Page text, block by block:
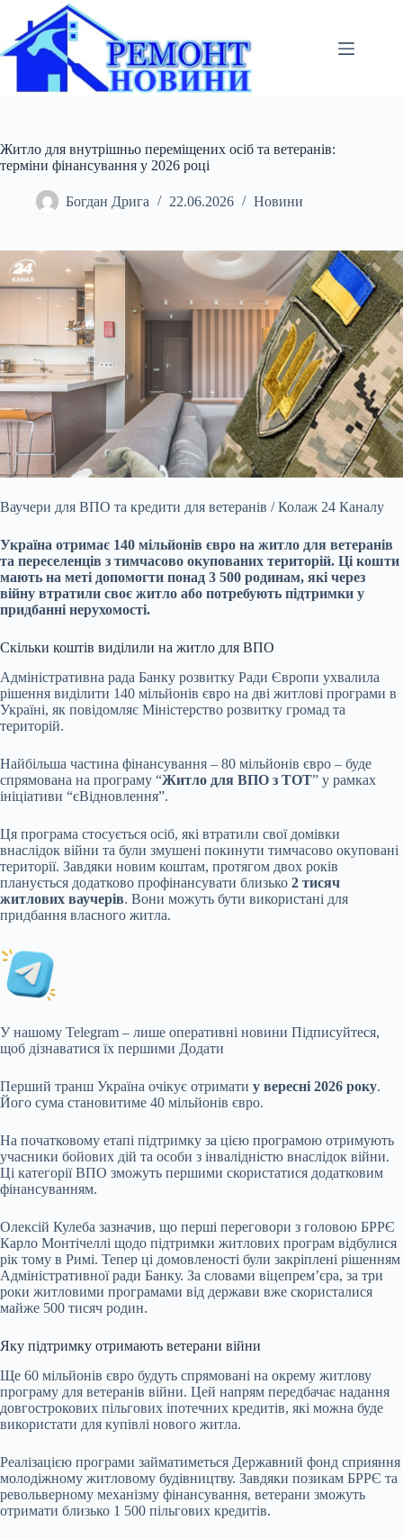
вмісту
Житло для внутрішньо переміщених осіб та ветеранів:
терміни фінансування у 2026 році
Богдан Дрига 22.06.2026 Новини
Ваучери для ВПО та кредити для ветеранів / Колаж 24 Каналу
Україна отримає 140 мільйонів євро на житло для ветеранів
та переселенців з тимчасово окупованих територій. Ці кошти
мають на меті допомогти понад 3 500 родинам, які через
війну втратили своє житло або потребують підтримки у
придбанні нерухомості.
Скільки коштів виділили на житло для ВПО
Адміністративна рада Банку розвитку Ради Європи ухвалила
рішення виділити 140 мільйонів євро на дві житлові програми в
Україні, як повідомляє Міністерство розвитку громад та
територій.
Найбільша частина фінансування – 80 мільйонів євро – буде
спрямована на програму “Житло для ВПО з ТОТ” у рамках
ініціативи “єВідновлення”.
Ця програма стосується осіб, які втратили свої домівки
внаслідок війни та були змушені покинути тимчасово окуповані
території. Завдяки новим коштам, протягом двох років
планується додатково профінансувати близько 2 тисяч
житлових ваучерів. Вони можуть бути використані для
придбання власного житла.
У нашому Telegram – лише оперативні новини Підписуйтеся,
щоб дізнаватися їх першими Додати
Перший транш Україна очікує отримати у вересні 2026 року.
Його сума становитиме 40 мільйонів євро.
На початковому етапі підтримку за цією програмою отримують
учасники бойових дій та особи з інвалідністю внаслідок війни.
Ці категорії ВПО зможуть першими скористатися додатковим
фінансуванням.
Олексій Кулеба зазначив, що перші переговори з головою БРРЄ
Карло Монтічеллі щодо підтримки житлових програм відбулися
рік тому в Римі. Тепер ці домовленості були закріплені рішенням
Адміністративної ради Банку. За словами віцепрем’єра, за три
роки житловими програмами від держави вже скористалися
майже 500 тисяч родин.
Яку підтримку отримають ветерани війни
Ще 60 мільйонів євро будуть спрямовані на окрему житлову
програму для ветеранів війни. Цей напрям передбачає надання
довгострокових пільгових іпотечних кредитів, які можна буде
використати для купівлі нового житла.
Реалізацією програми займатиметься Державний фонд сприяння
молодіжному житловому будівництву. Завдяки позикам БРРЄ та
револьверному механізму фінансування, ветерани зможуть
отримати близько 1 500 пільгових кредитів.